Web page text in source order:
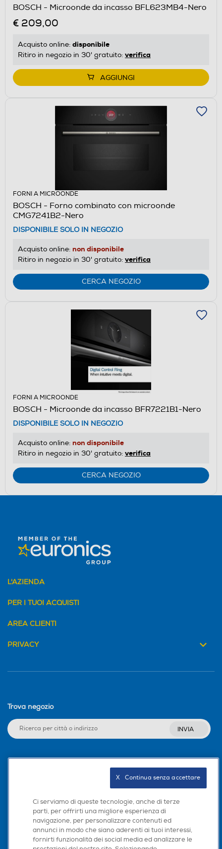
BOSCH - Microonde da incasso BFL623MB4-Nero
€ 209,00
Acquisto online: disponibile
Ritiro in negozio in 30' gratuito: verifica
AGGIUNGI
FORNI A MICROONDE
BOSCH - Forno combinato con microonde
CMG7241B2-Nero
DISPONIBILE SOLO IN NEGOZIO
Acquisto online: non disponibile
Ritiro in negozio in 30' gratuito: verifica
CERCA NEGOZIO
FORNI A MICROONDE
BOSCH - Microonde da incasso BFR7221B1-Nero
DISPONIBILE SOLO IN NEGOZIO
Acquisto online: non disponibile
Ritiro in negozio in 30' gratuito: verifica
CERCA NEGOZIO
L'AZIENDA
PER I TUOI ACQUISTI
AREA CLIENTI
PRIVACY
Trova negozio
INVIA
Scarica la nostra app
Ci serviamo di queste tecnologie, anche di terze
parti, per offrirti una migliore esperienza di
navigazione, per personalizzare contenuti ed
annunci in modo che siano aderenti ai tuoi interessi,
fornirti funzionalità dei social media ed analizzare le
X   Continua senza accettare